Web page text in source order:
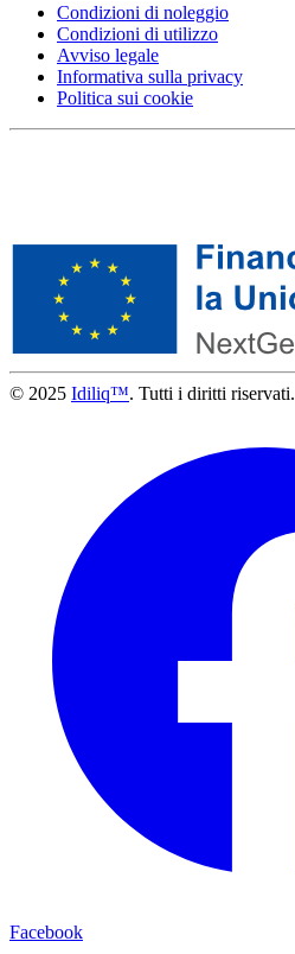
Condizioni di noleggio
Condizioni di utilizzo
Avviso legale
Informativa sulla privacy
Politica sui cookie
© 2025 Idiliq™. Tutti i diritti riservati.
Facebook